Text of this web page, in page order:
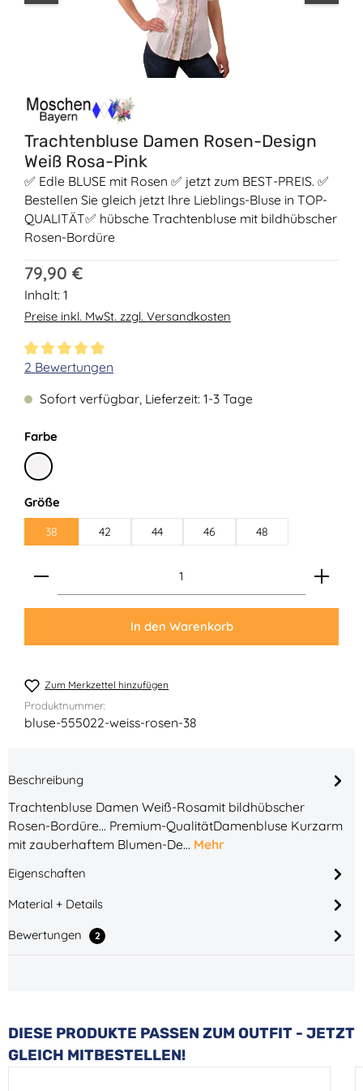
Trachtenbluse Damen Rosen-Design
Weiß Rosa-Pink
✅ Edle BLUSE mit Rosen ✅ jetzt zum BEST-PREIS. ✅
Bestellen Sie gleich jetzt Ihre Lieblings-Bluse in TOP-
QUALITÄT✅ hübsche Trachtenbluse mit bildhübscher
Rosen-Bordüre
Regulärer Preis:
79,90 €
Inhalt: 1
Preise inkl. MwSt. zzgl. Versandkosten
Durchschnittliche Bewertung von 5 von 5 Sternen
2 Bewertungen
Sofort verfügbar, Lieferzeit: 1-3 Tage
Farbeauswählen
Weiß
Größeauswählen
38 42 44 46 48
Produkt Anzahl: Gib den gewünschten Wert ein
In den Warenkorb
Zum Merkzettel hinzufügen
Produktnummer:
bluse-555022-weiss-rosen-38
Beschreibung
Trachtenbluse Damen Weiß-Rosamit bildhübscher
Rosen-Bordüre... Premium-QualitätDamenbluse Kurzarm
mit zauberhaftem Blumen-De… Mehr
Eigenschaften
Material + Details
Bewertungen
2
Produktgalerie überspringen
DIESE PRODUKTE PASSEN ZUM OUTFIT - JETZT
GLEICH MITBESTELLEN!